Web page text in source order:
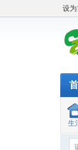
设
生